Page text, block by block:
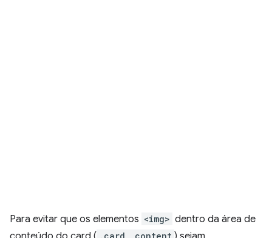
Para evitar que os elementos <img> dentro da área de